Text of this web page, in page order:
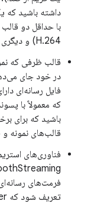
داشته باشید که
با حداقل دو
H.264) و دیگری برای صدا (مثلاً AAC).
قالب ظرفی که
در خود جای
که معمولاً با
قالب‌های نمونه
فرمت‌های